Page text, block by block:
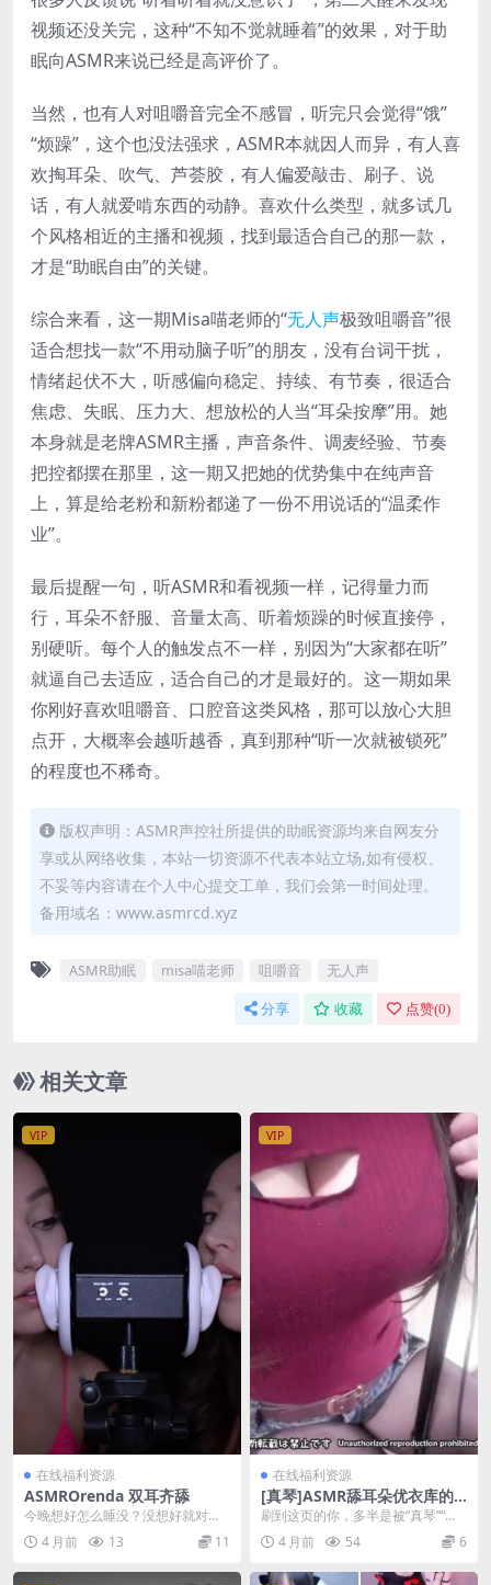
视频还没关完，这种“不知不觉就睡着”的效果，对于助
眠向ASMR来说已经是高评价了。
当然，也有人对咀嚼音完全不感冒，听完只会觉得“饿”
“烦躁”，这个也没法强求，ASMR本就因人而异，有人喜
欢掏耳朵、吹气、芦荟胶，有人偏爱敲击、刷子、说
话，有人就爱啃东西的动静。喜欢什么类型，就多试几
个风格相近的主播和视频，找到最适合自己的那一款，
才是“助眠自由”的关键。
综合来看，这一期Misa喵老师的“无人声极致咀嚼音”很
适合想找一款“不用动脑子听”的朋友，没有台词干扰，
情绪起伏不大，听感偏向稳定、持续、有节奏，很适合
焦虑、失眠、压力大、想放松的人当“耳朵按摩”用。她
本身就是老牌ASMR主播，声音条件、调麦经验、节奏
把控都摆在那里，这一期又把她的优势集中在纯声音
上，算是给老粉和新粉都递了一份不用说话的“温柔作
业”。
最后提醒一句，听ASMR和看视频一样，记得量力而
行，耳朵不舒服、音量太高、听着烦躁的时候直接停，
别硬听。每个人的触发点不一样，别因为“大家都在听”
就逼自己去适应，适合自己的才是最好的。这一期如果
你刚好喜欢咀嚼音、口腔音这类风格，那可以放心大胆
点开，大概率会越听越香，真到那种“听一次就被锁死”
的程度也不稀奇。
版权声明：ASMR声控社所提供的助眠资源均来自网友分
享或从网络收集，本站一切资源不代表本站立场,如有侵权、
不妥等内容请在个人中心提交工单，我们会第一时间处理。
备用域名：www.asmrcd.xyz
ASMR助眠 misa喵老师 咀嚼音 无人声
分享 收藏 点赞(0)
相关文章
VIP
在线福利资源
ASMROrenda 双耳齐舔
今晚想好怎么睡没？没想好就对
了，ASMROrenda这期“双耳齐舔”
真的是来拯救...
4 月前 13 11
VIP
在线福利资源
[真琴]ASMR舔耳朵优衣库的
热敷
刷到这页的你，多半是被“真琴”“舔
耳朵”“优衣库”“热敷”这几个字一起炸
出来的，...
4 月前 54 6